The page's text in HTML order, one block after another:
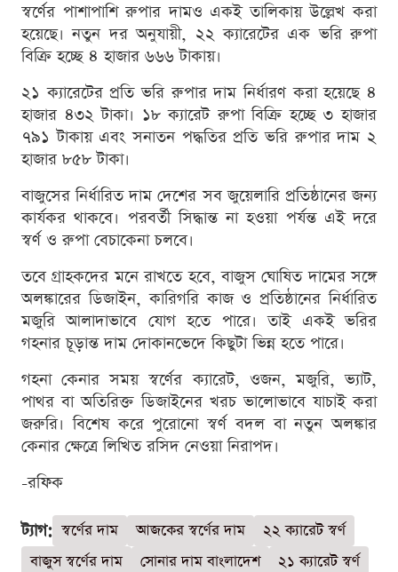
স্বর্ণের পাশাপাশি রুপার দামও একই তালিকায় উল্লেখ করা
হয়েছে। নতুন দর অনুযায়ী, ২২ ক্যারেটের এক ভরি রুপা
বিক্রি হচ্ছে ৪ হাজার ৬৬৬ টাকায়।
২১ ক্যারেটের প্রতি ভরি রুপার দাম নির্ধারণ করা হয়েছে ৪
হাজার ৪৩২ টাকা। ১৮ ক্যারেট রুপা বিক্রি হচ্ছে ৩ হাজার
৭৯১ টাকায় এবং সনাতন পদ্ধতির প্রতি ভরি রুপার দাম ২
হাজার ৮৫৮ টাকা।
বাজুসের নির্ধারিত দাম দেশের সব জুয়েলারি প্রতিষ্ঠানের জন্য
কার্যকর থাকবে। পরবর্তী সিদ্ধান্ত না হওয়া পর্যন্ত এই দরে
স্বর্ণ ও রুপা বেচাকেনা চলবে।
তবে গ্রাহকদের মনে রাখতে হবে, বাজুস ঘোষিত দামের সঙ্গে
অলঙ্কারের ডিজাইন, কারিগরি কাজ ও প্রতিষ্ঠানের নির্ধারিত
মজুরি আলাদাভাবে যোগ হতে পারে। তাই একই ভরির
গহনার চূড়ান্ত দাম দোকানভেদে কিছুটা ভিন্ন হতে পারে।
গহনা কেনার সময় স্বর্ণের ক্যারেট, ওজন, মজুরি, ভ্যাট,
পাথর বা অতিরিক্ত ডিজাইনের খরচ ভালোভাবে যাচাই করা
জরুরি। বিশেষ করে পুরোনো স্বর্ণ বদল বা নতুন অলঙ্কার
কেনার ক্ষেত্রে লিখিত রসিদ নেওয়া নিরাপদ।
-রফিক
ট্যাগ: স্বর্ণের দাম আজকের স্বর্ণের দাম
২২ ক্যারেট স্বর্ণ
বাজুস স্বর্ণের দাম
সোনার দাম বাংলাদেশ
২১ ক্যারেট স্বর্ণ